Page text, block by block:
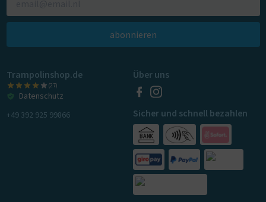
abonnieren
Trampolinshop.de
(27)
Datenschutz
+49 392 925 99866
Über uns
Sicher und schnell bezahlen